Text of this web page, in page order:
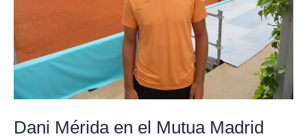
Dani Mérida en el Mutua Madrid
conseguido
disfrutar
bastante”